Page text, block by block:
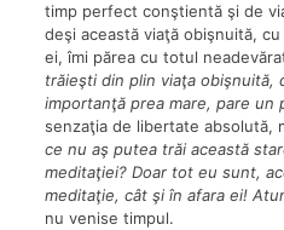
timp perfect conştientă şi de
deşi această viaţă obişnuită,
ei, îmi părea cu totul
trăieşti din plin viaţa obişnuită,
importanţă prea mare, pare un
senzaţia de libertate absolută,
ce nu aş putea trăi această
meditaţiei? Doar tot eu sunt,
meditaţie, cât şi în afara ei!
nu venise timpul.